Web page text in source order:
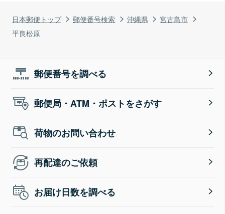
日本郵便トップ 郵便番号検索 沖縄県
宮古島市
平良松原
郵便番号を調べる
郵便局・ATM・ポストをさがす
荷物のお問い合わせ
再配達のご依頼
お届け日数を調べる